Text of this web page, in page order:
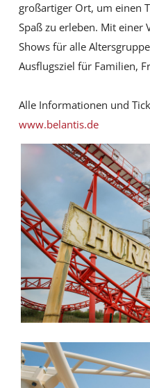
großartiger Ort, um einen
Spaß zu erleben. Mit einer
Shows für alle
Ausflugsziel für Familien,
Alle Informationen und
www.belantis.de